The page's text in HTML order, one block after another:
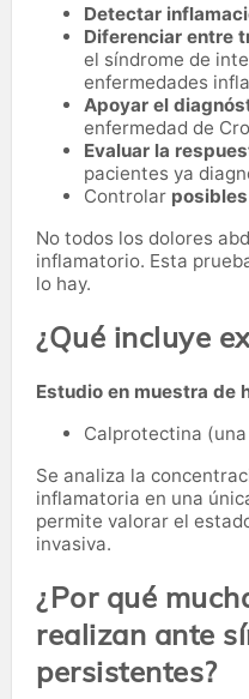
Detectar
Diferenciar entre
el síndrome de
enfermedades
Apoyar el
enfermedad de
Evaluar la
pacientes ya
Controlar
No todos los dolores
inflamatorio. Esta
lo hay.
¿Qué incluye
Estudio en muestra de
Calprotectina
Se analiza la
inflamatoria en una
permite valorar el
invasiva.
¿Por qué
realizan ante
persistentes?